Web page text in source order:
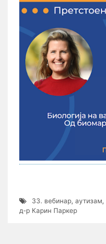
33. вебинар, аутизам,
д-р Карин Паркер